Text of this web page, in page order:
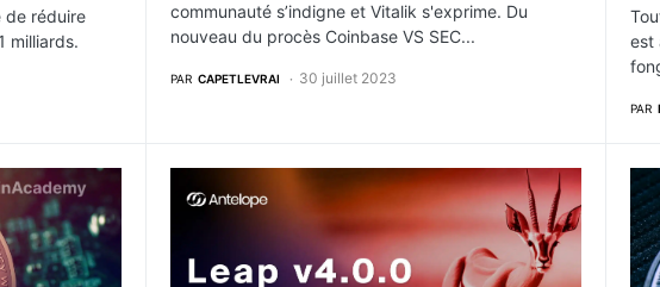
de réduire
milliards.
communauté s’indigne et Vitalik s'exprime. Du
nouveau du procès Coinbase VS SEC...
PAR CAPETLEVRAI 30 juillet 2023
est
PAR
pour un milliard de dollarsLa fondation EOS révèle la nouvelle version d’Antelope